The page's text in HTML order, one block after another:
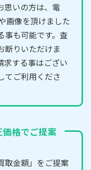
思いの方は、電
画像を頂けました
事も可能です。査
断りいただけま
求する事はござい
てご利用くださ
格でご提案
取金額」をご提案